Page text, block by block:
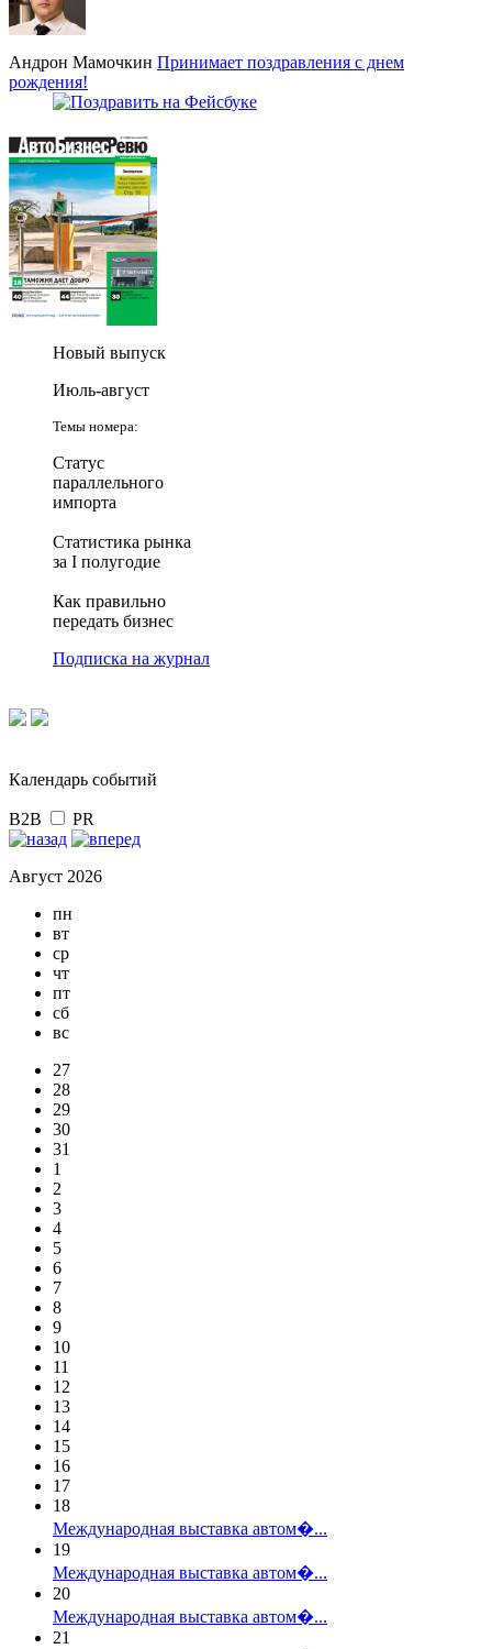
Андрон Мамочкин Принимает поздравления с днем
рождения!
Новый выпуск
Июль-август
Темы номера:
Статус
параллельного
импорта
Статистика рынка
за I полугодие
Как правильно
передать бизнес
Подписка на журнал
Календарь событий
B2B PR
Август 2026
пн
вт
ср
чт
пт
сб
вс
27
28
29
30
31
1
2
3
4
5
6
7
8
9
10
11
12
13
14
15
16
17
18
Международная выставка автом�...
19
Международная выставка автом�...
20
Международная выставка автом�...
21